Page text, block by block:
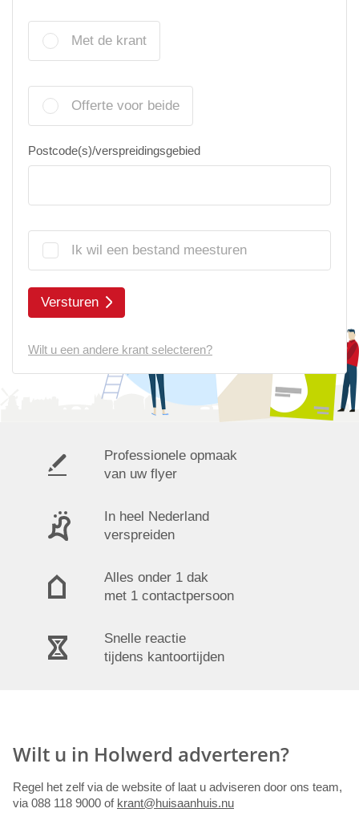
Met de krant
Offerte voor beide
Postcode(s)/verspreidingsgebied
Ik wil een bestand meesturen
Versturen
Wilt u een andere krant selecteren?
Professionele opmaak
van uw flyer
In heel Nederland
verspreiden
Alles onder 1 dak
met 1 contactpersoon
Snelle reactie
tijdens kantoortijden
Wilt u in Holwerd adverteren?
Regel het zelf via de website of laat u adviseren door ons team,
via 088 118 9000 of krant@huisaanhuis.nu